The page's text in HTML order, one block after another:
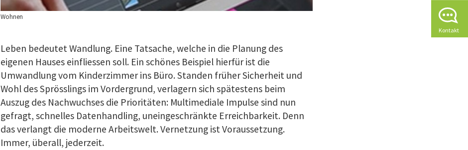
Kontakt
Wohnen
Leben bedeutet Wandlung. Eine Tatsache, welche in die Planung des
eigenen Hauses einfliessen soll. Ein schönes Beispiel hierfür ist die
Umwandlung vom Kinderzimmer ins Büro. Standen früher Sicherheit und
Wohl des Sprösslings im Vordergrund, verlagern sich spätestens beim
Auszug des Nachwuchses die Prioritäten: Multimediale Impulse sind nun
gefragt, schnelles Datenhandling, uneingeschränkte Erreichbarkeit. Denn
das verlangt die moderne Arbeitswelt. Vernetzung ist Voraussetzung.
Immer, überall, jederzeit.